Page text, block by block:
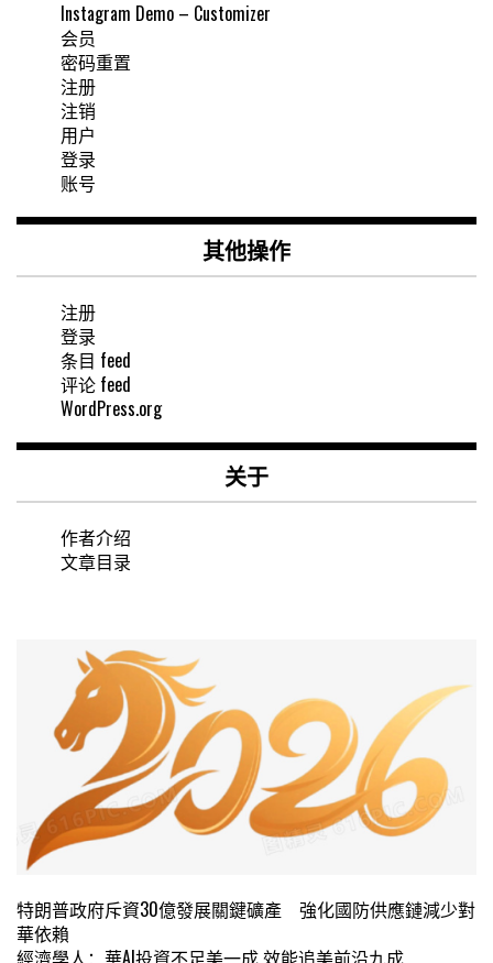
Instagram Demo – Customizer
会员
密码重置
注册
注销
用户
登录
账号
其他操作
注册
登录
条目 feed
评论 feed
WordPress.org
关于
作者介绍
文章目录
特朗普政府斥資30億發展關鍵礦產 強化國防供應鏈減少對
華依賴
經濟學人：華AI投資不足美一成 效能追美前沿九成